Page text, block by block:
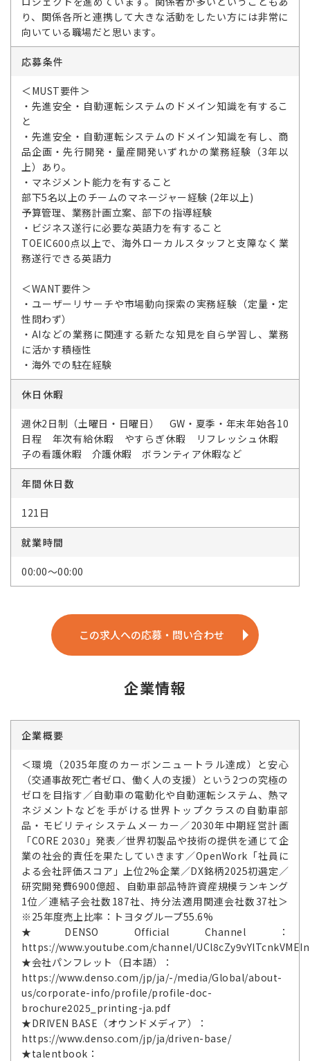
り、関係各所と連携して大きな活動をしたい方には非常に
向いている職場だと思います。
応募条件
＜MUST要件＞
・先進安全・自動運転システムのドメイン知識を有するこ
と
・先進安全・自動運転システムのドメイン知識を有し、商
品企画・先行開発・量産開発いずれかの業務経験（3年以
上）あり。
・マネジメント能力を有すること
部下5名以上のチームのマネージャー経験 (2年以上)
予算管理、業務計画立案、部下の指導経験
・ビジネス遂行に必要な英語力を有すること
TOEIC600点以上で、海外ローカルスタッフと支障なく業
務遂行できる英語力
＜WANT要件＞
・ユーザーリサーチや市場動向探索の実務経験（定量・定
性問わず）
・AIなどの業務に関連する新たな知見を自ら学習し、業務
に活かす積極性
・海外での駐在経験
休日休暇
週休2日制（土曜日・日曜日） GW・夏季・年末年始各10
日程 年次有給休暇 やすらぎ休暇 リフレッシュ休暇
子の看護休暇 介護休暇 ボランティア休暇など
年間休日数
121日
就業時間
00:00～00:00
この求人への応募・問い合わせ
企業情報
企業概要
＜環境（2035年度のカーボンニュートラル達成）と安心
（交通事故死亡者ゼロ、働く人の支援）という2つの究極の
ゼロを目指す／自動車の電動化や自動運転システム、熱マ
ネジメントなどを手がける世界トップクラスの自動車部
品・モビリティシステムメーカー／2030年中期経営計画
「CORE 2030」発表／世界初製品や技術の提供を通じて企
業の社会的責任を果たしていきます／OpenWork「社員に
よる会社評価スコア」上位2%企業／DX銘柄2025初選定／
研究開発費6900億超、自動車部品特許資産規模ランキング
1位／連結子会社数187社、持分法適用関連会社数37社＞
※25年度売上比率：トヨタグループ55.6%
★DENSO Official Channel：
https://www.youtube.com/channel/
★会社パンフレット（日本語）：
https://www.denso.com/jp/ja/-/media/Global/about-
us/corporate-info/profile/profile-doc-
brochure2025_printing-ja.pdf
★DRIVEN BASE（オウンドメディア）：
https://www.denso.com/jp/ja/driven-base/
★talentbook：